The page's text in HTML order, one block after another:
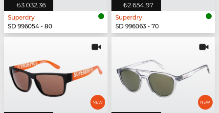
₺3.032,36
Superdry
SD 996054 - 80
₺2.654,97
Superdry
SD 996063 - 70